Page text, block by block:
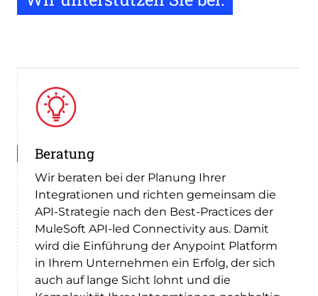
Beratung
Wir beraten bei der Planung Ihrer
Integrationen und richten gemeinsam die
API-Strategie nach den Best-Practices der
MuleSoft API-led Connectivity aus. Damit
wird die Einführung der Anypoint Platform
in Ihrem Unternehmen ein Erfolg, der sich
auch auf lange Sicht lohnt und die